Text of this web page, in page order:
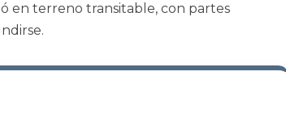
en terreno transitable, con partes